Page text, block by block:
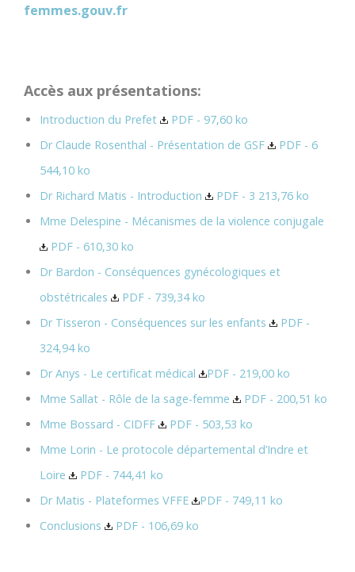
femmes.gouv.fr
Accès aux présentations:
Introduction du Prefet
PDF - 97,60 ko
Dr Claude Rosenthal - Présentation de GSF
PDF - 6
544,10 ko
Dr Richard Matis - Introduction
PDF - 3 213,76 ko
Mme Delespine - Mécanismes de la violence conjugale
PDF - 610,30 ko
Dr Bardon - Conséquences gynécologiques et
obstétricales
PDF - 739,34 ko
Dr Tisseron - Conséquences sur les enfants
PDF -
324,94 ko
Dr Anys - Le certificat médical
PDF - 219,00 ko
Mme Sallat - Rôle de la sage-femme
PDF - 200,51 ko
Mme Bossard - CIDFF
PDF - 503,53 ko
Mme Lorin - Le protocole départemental d’Indre et
Loire
PDF - 744,41 ko
Dr Matis - Plateformes VFFE
PDF - 749,11 ko
Conclusions
PDF - 106,69 ko